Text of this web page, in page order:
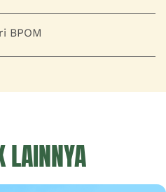
BPOM
LAINNYA